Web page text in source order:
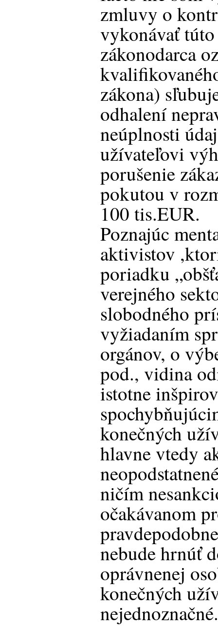
zmluvy o
vykonávať
zákonodarca
zákona)
odhalení
neúplnosti
užívateľovi
porušenie
pokutou v
100 tis.EUR.
Poznajúc
aktivistov
poriadku
verejného
slobodného
vyžiadaním
orgánov, o
pod., vidina
istotne
konečných
hlavne vtedy
ničím
očakávanom
nebude hrnúť
oprávnenej
konečných